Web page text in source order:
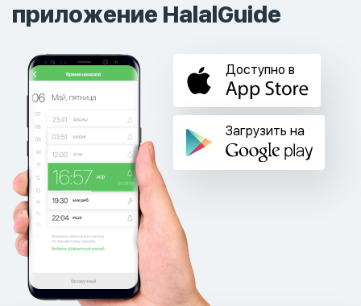
приложение HalalGuide
Доступно в
Загрузить на